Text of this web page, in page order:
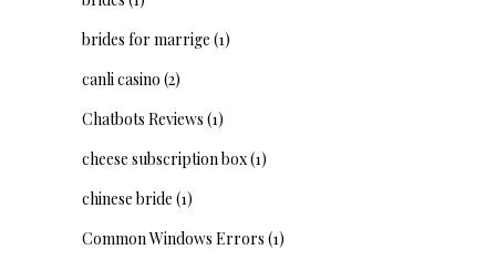
brides for marrige (1)
canli casino (2)
Chatbots Reviews (1)
cheese subscription box(1)
chinese bride (1)
Common Windows Errors (1)